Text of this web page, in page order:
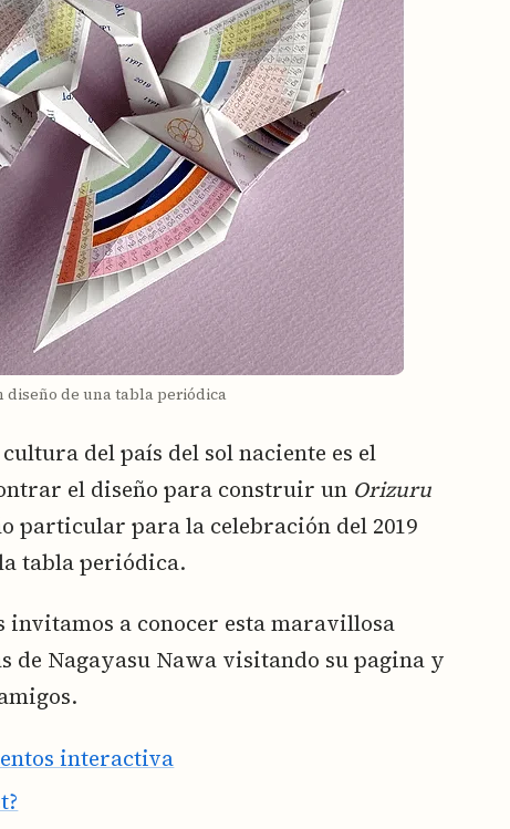
diseño de una tabla periódica
del país del sol naciente es el
el diseño para construir un Orizuru
particular para la celebración del 2019
tabla periódica.
a conocer esta maravillosa
de Nagayasu Nawa visitando su pagina y
interactiva